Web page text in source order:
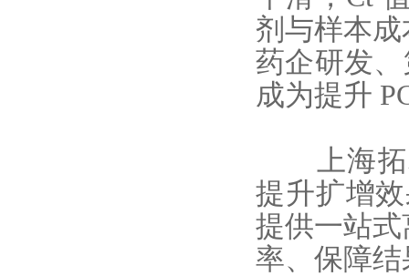
剂与样本
药企研发
成为提升
上海拓赫
提升扩增
提供一站
率、保障